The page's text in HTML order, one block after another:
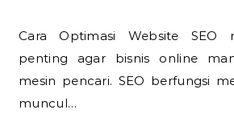
Cara Optimasi Website SEO menjadi langkah
penting agar bisnis online
mesin pencari. SEO berfungsi
muncul…